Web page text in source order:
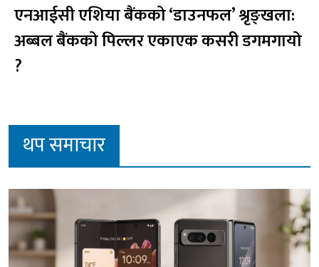
एनआईसी एशिया बैंकको ‘डाउनफल’ श्रृङ्खला:
अब्बल बैंकको पिल्लर एकाएक कसरी डगमगायो
?
थप समाचार